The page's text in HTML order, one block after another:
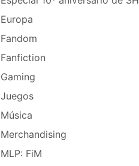
Europa
Fandom
Fanfiction
Gaming
Juegos
Música
Merchandising
MLP: FiM